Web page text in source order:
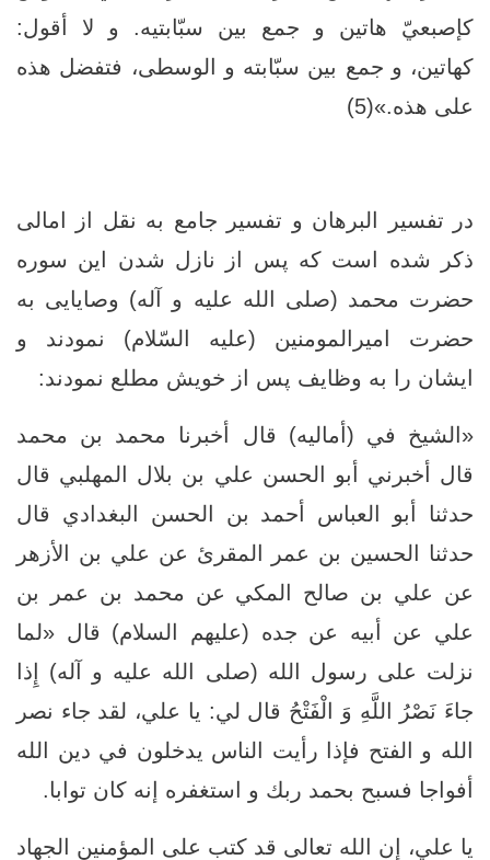
كإصبعيّ هاتين و جمع بين سبّابتيه. و لا أقول:
كهاتين، و جمع بين سبّابته و الوسطى، فتفضل هذه
على هذه.»(5)
در تفسیر البرهان و تفسیر جامع به نقل از امالی
ذکر شده است که پس از نازل شدن این سوره
حضرت محمد (صلی الله علیه و آله) وصایایی به
حضرت امیرالمومنین (علیه السّلام) نمودند و
ایشان را به وظایف پس از خویش مطلع نمودند:
«الشيخ في (أماليه) قال أخبرنا محمد بن محمد
قال أخبرني أبو الحسن علي بن بلال المهلبي قال
حدثنا أبو العباس أحمد بن الحسن البغدادي قال
حدثنا الحسين بن عمر المقرئ عن علي بن الأزهر
عن علي بن صالح المكي عن محمد بن عمر بن
علي عن أبيه عن جده (عليهم السلام) قال «لما
نزلت على رسول الله (صلى الله عليه و آله) إِذا
جاءَ نَصْرُ اللَّهِ وَ الْفَتْحُ قال لي: يا علي، لقد جاء نصر
الله و الفتح فإذا رأيت الناس يدخلون في دين الله
أفواجا فسبح بحمد ربك و استغفره إنه كان توابا.
يا علي، إن الله تعالى قد كتب على المؤمنين الجهاد